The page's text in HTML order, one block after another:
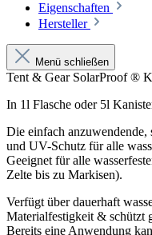
Eigenschaften
Hersteller
Menü schließen
Tent & Gear SolarProof ®
In 1l Flasche oder 5l
Die einfach anzuwendende,
und UV-Schutz für alle
Geeignet für alle
Zelte bis zu Markisen).
Verfügt über dauerhaft
Materialfestigkeit & schützt
Bereits eine Anwendung